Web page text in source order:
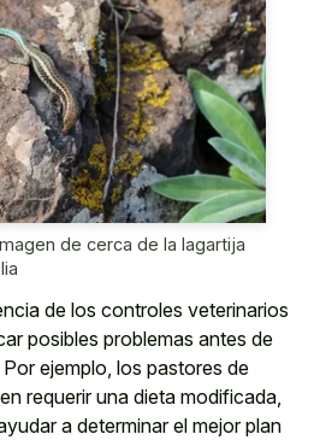
de cerca de la lagartija
de los controles veterinarios
posibles problemas antes de
ejemplo, los pastores de
requerir una dieta modificada,
a determinar el mejor plan